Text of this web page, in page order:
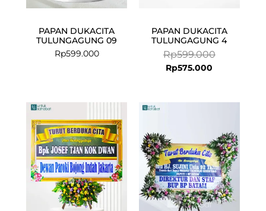
PAPAN DUKACITA
TULUNGAGUNG 09
Rp599.000
PAPAN DUKACITA
TULUNGAGUNG 4
Rp599.000
Rp575.000
price
was:
Rp599.000.
price
is:
Rp575.000.